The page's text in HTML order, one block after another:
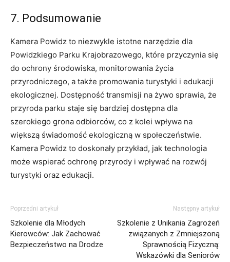
7. Podsumowanie
Kamera Powidz to niezwykle istotne narzędzie dla
Powidzkiego Parku Krajobrazowego, które przyczynia się
do ochrony środowiska, monitorowania życia
przyrodniczego, a także promowania turystyki i edukacji
ekologicznej. Dostępność transmisji na żywo sprawia, że
przyroda parku staje się bardziej dostępna dla
szerokiego grona odbiorców, co z kolei wpływa na
większą świadomość ekologiczną w społeczeństwie.
Kamera Powidz to doskonały przykład, jak technologia
może wspierać ochronę przyrody i wpływać na rozwój
turystyki oraz edukacji.
Poprzedni artykuł
Szkolenie dla Młodych
Kierowców: Jak Zachować
Bezpieczeństwo na Drodze
Następny artykuł
Szkolenie z Unikania Zagrożeń
związanych z Zmniejszoną
Sprawnością Fizyczną:
Wskazówki dla Seniorów